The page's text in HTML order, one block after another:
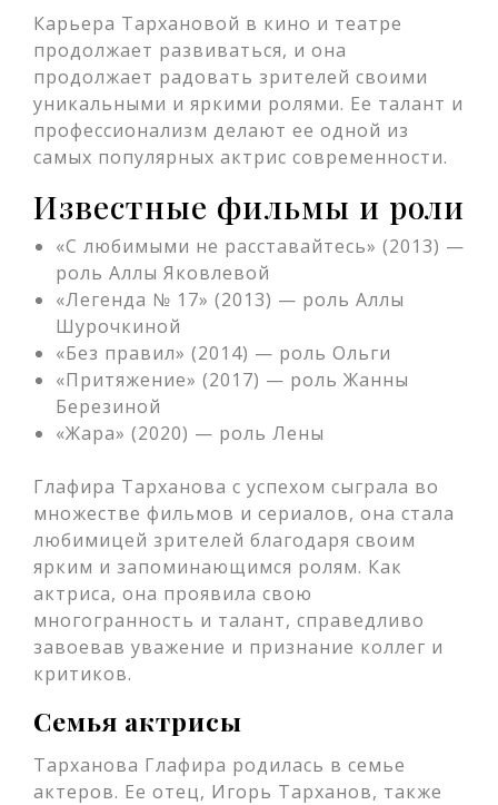
Карьера Тархановой в кино и театре
продолжает развиваться, и она
продолжает радовать зрителей своими
уникальными и яркими ролями. Ее талант и
профессионализм делают ее одной из
самых популярных актрис современности.
Известные фильмы и роли
«С любимыми не расставайтесь» (2013) —
роль Аллы Яковлевой
«Легенда № 17» (2013) — роль Аллы
Шурочкиной
«Без правил» (2014) — роль Ольги
«Притяжение» (2017) — роль Жанны
Березиной
«Жара» (2020) — роль Лены
Глафира Тарханова с успехом сыграла во
множестве фильмов и сериалов, она стала
любимицей зрителей благодаря своим
ярким и запоминающимся ролям. Как
актриса, она проявила свою
многогранность и талант, справедливо
завоевав уважение и признание коллег и
критиков.
Семья актрисы
Тарханова Глафира родилась в семье
актеров. Ее отец, Игорь Тарханов, также